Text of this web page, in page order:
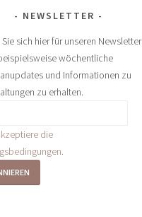
NEWSLETTER
sich hier für unseren Newsletter
wöchentliche
und Informationen zu
zu erhalten.
die